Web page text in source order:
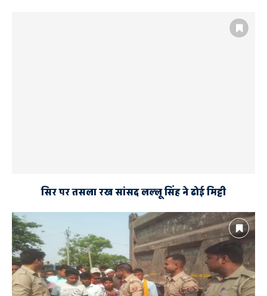
सिर पर तसला रख सांसद लल्लू सिंह ने ढोई मिट्टी